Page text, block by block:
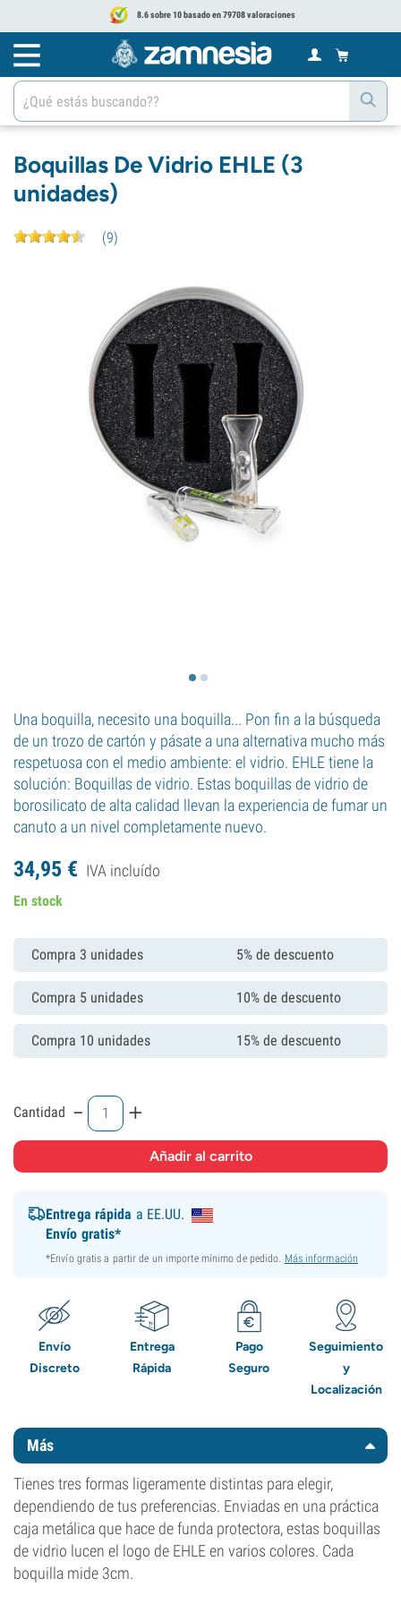
8.6 sobre 10 basado en 79708 valoraciones
Boquillas De Vidrio EHLE (3
unidades)
(9)
Una boquilla, necesito una boquilla... Pon fin a la búsqueda
de un trozo de cartón y pásate a una alternativa mucho más
respetuosa con el medio ambiente: el vidrio. EHLE tiene la
solución: Boquillas de vidrio. Estas boquillas de vidrio de
borosilicato de alta calidad llevan la experiencia de fumar un
canuto a un nivel completamente nuevo.
34,95 € IVA incluído
En stock
Compra 3 unidades 5% de descuento
Compra 5 unidades 10% de descuento
Compra 10 unidades 15% de descuento
Cantidad - +
Entrega rápida a EE.UU.
Envío gratis*
*Envío gratis a partir de un importe mínimo de pedido. Más información
Envío
Discreto
Entrega
Rápida
Pago
Seguro
Seguimiento
y
Localización
Más
Tienes tres formas ligeramente distintas para elegir,
dependiendo de tus preferencias. Enviadas en una práctica
caja metálica que hace de funda protectora, estas boquillas
de vidrio lucen el logo de EHLE en varios colores. Cada
boquilla mide 3cm.